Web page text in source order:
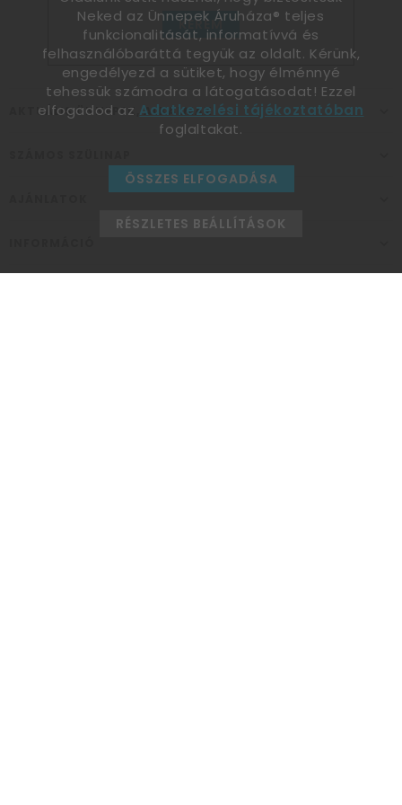
KÉREM
AKTUÁLIS ÜNNEPEK, ALKALMAK
Neked az Ünnepek Áruháza® teljes
funkcionalitását, informatívvá és
felhasználóbaráttá tegyük az oldalt. Kérünk,
engedélyezd a sütiket, hogy élménnyé
tehessük számodra a látogatásodat! Ezzel
elfogadod az Adatkezelési tájékoztatóban
foglaltakat.
ÖSSZES ELFOGADÁSA
RÉSZLETES BEÁLLÍTÁSOK